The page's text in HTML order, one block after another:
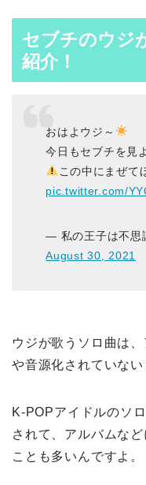
セブチのウジ
紹介！
おはよウジ～
今日もセブチを見
この中にまぜて
pic.twitter.com/
— 私の王子は不思
August 30, 2021
ウジが歌うソロ曲は
や音源化されていな
K-POPアイドルのソ
されて、アルバムな
ことも多いんですよ。